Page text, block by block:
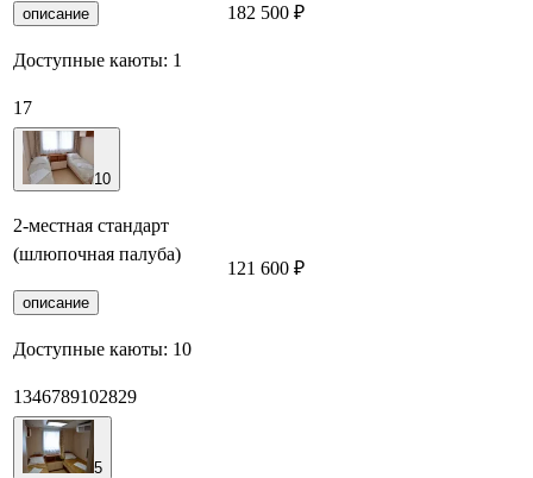
описание
Доступные каюты: 1
17
182 500 ₽
10
2-местная стандарт
(шлюпочная палуба)
описание
Доступные каюты: 10
1346789102829
121 600 ₽
5